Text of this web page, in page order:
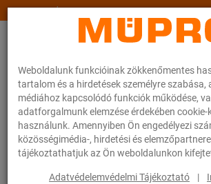
Weboldalunk funkcióinak zökkenőmentes
tartalom és a hirdetések személyre szabása,
médiához kapcsolódó funkciók működése,
adatforgalmunk elemzése érdekében
használunk. Amennyiben Ön engedélyezi
közösségimédia-, hirdetési és
tájékoztathatjuk az Ön weboldalunkon
Adatvédelemvédelmi Tájékoztató |
www.muepro.hu
Webáruhàz Rögzítéstechnika Szerelési anyagok